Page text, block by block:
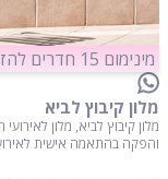
מינימום 15 חדרים להזמנה
מלון קיבוץ לביא
מלון קיבוץ לביא, מלון
והפקה בהתאמה אישית